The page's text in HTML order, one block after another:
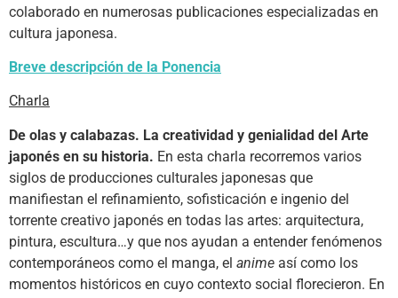
colaborado en numerosas publicaciones especializadas en
cultura japonesa.
Breve descripción de la Ponencia
Charla
De olas y calabazas. La creatividad y genialidad del Arte
japonés en su historia. En esta charla recorremos varios
siglos de producciones culturales japonesas que
manifiestan el refinamiento, sofisticación e ingenio del
torrente creativo japonés en todas las artes: arquitectura,
pintura, escultura…y que nos ayudan a entender fenómenos
contemporáneos como el manga, el anime así como los
momentos históricos en cuyo contexto social florecieron. En